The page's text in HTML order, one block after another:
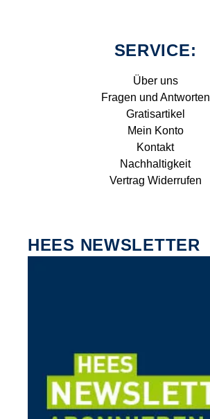
SERVICE:
Über uns
Fragen und Antworten
Gratisartikel
Mein Konto
Kontakt
Nachhaltigkeit
Vertrag Widerrufen
HEES NEWSLETTER